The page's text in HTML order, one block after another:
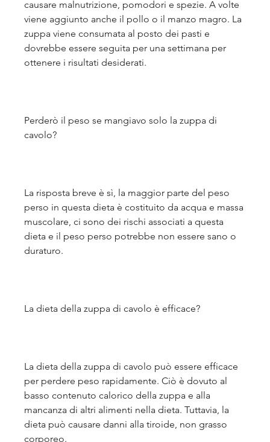
causare malnutrizione, pomodori e spezie. A volte
viene aggiunto anche il pollo o il manzo magro. La
zuppa viene consumata al posto dei pasti e
dovrebbe essere seguita per una settimana per
ottenere i risultati desiderati.
Perderò il peso se mangiavo solo la zuppa di
cavolo?
La risposta breve è sì, la maggior parte del peso
perso in questa dieta è costituito da acqua e massa
muscolare, ci sono dei rischi associati a questa
dieta e il peso perso potrebbe non essere sano o
duraturo.
La dieta della zuppa di cavolo è efficace?
La dieta della zuppa di cavolo può essere efficace
per perdere peso rapidamente. Ciò è dovuto al
basso contenuto calorico della zuppa e alla
mancanza di altri alimenti nella dieta. Tuttavia, la
dieta può causare danni alla tiroide, non grasso
corporeo.